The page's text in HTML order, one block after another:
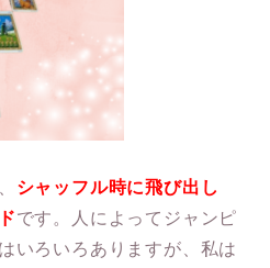
シャッフル時に飛び出し
です。人によってジャンピ
いろいろありますが、私は